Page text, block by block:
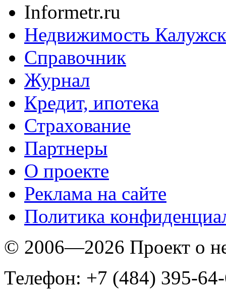
Informetr.ru
Недвижимость
Справочник
Журнал
Кредит, ипотека
Страхование
Партнеры
O проекте
Реклама на сайте
Политика
© 2006—2026 Проект о
Телефон: +7 (484) 395-